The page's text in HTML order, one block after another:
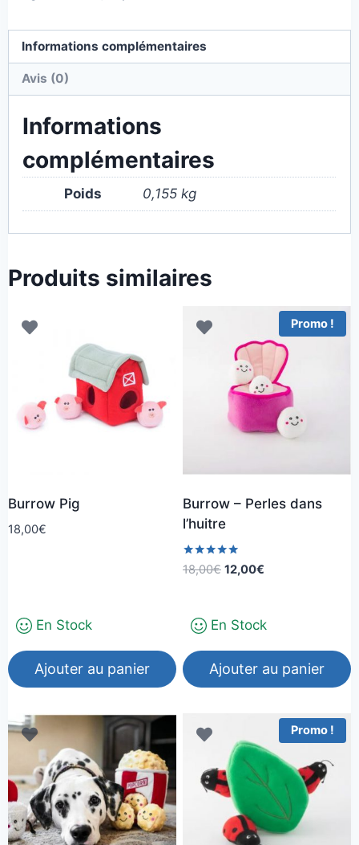
Informations complémentaires
Avis (0)
Informations
complémentaires
Poids 0,155 kg
Produits similaires
Burrow Pig
18,00€
En Stock
Ajouter au panier
Promo !
Burrow – Perles dans
l’huitre
Note
5.00
18,00€ Le
était :
12,00€
est :
En Stock
Ajouter au panier
Promo !